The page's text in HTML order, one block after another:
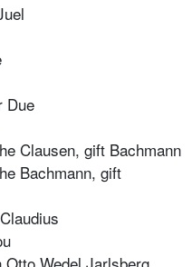
Due
Clausen, gift Bachmann
Bachmann, gift